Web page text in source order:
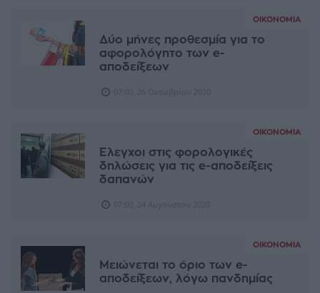
ΟΙΚΟΝΟΜΊΑ
Δύο μήνες προθεσμία για το
αφορολόγητο των e-
αποδείξεων
ΟΙΚΟΝΟΜΊΑ
Ελεγχοι στις φορολογικές
δηλώσεις για τις e-αποδείξεις
δαπανών
ΟΙΚΟΝΟΜΊΑ
Μειώνεται το όριο των e-
αποδείξεων, λόγω πανδημίας